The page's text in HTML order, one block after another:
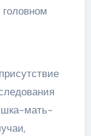
мать-